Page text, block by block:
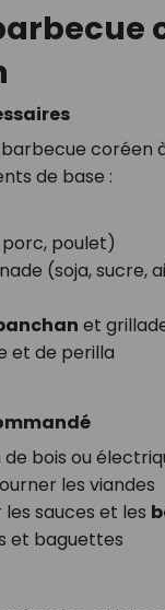
coréen
de base :
poulet)
(soja, sucre,
et
et de perilla
bois ou
les viandes
sauces et les
et baguettes